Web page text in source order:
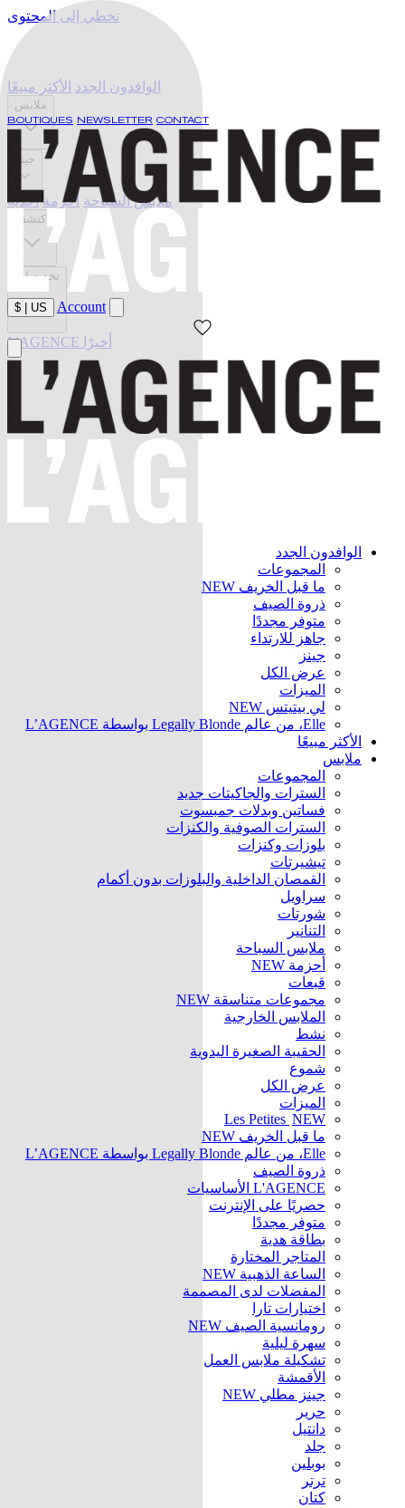
تخطي إلى المحتوى
BOUTIQUES NEWSLETTER CONTACT
US
$ Account
الوافدون الجدد
المجموعات
ما قبل الخريف NEW
ذروة الصيف
متوفر مجددًا
جاهز للارتداء
جينز
عرض الكل
الميزات
لي بيتيتس NEW
Elle، من عالم Legally Blonde بواسطة L’AGENCE
الأكثر مبيعًا
ملابس
المجموعات
السترات والجاكيتات جديد
فساتين وبدلات جمبسوت
السترات الصوفية والكنزات
بلوزات وكنزات
تيشيرتات
القمصان الداخلية والبلوزات بدون أكمام
سراويل
شورتات
التنانير
ملابس السباحة
أحزمة NEW
قبعات
مجموعات متناسقة NEW
الملابس الخارجية
نشط
الحقيبة الصغيرة اليدوية
شموع
عرض الكل
الميزات
Les Petites NEW
ما قبل الخريف NEW
Elle، من عالم Legally Blonde بواسطة L’AGENCE
ذروة الصيف
L'AGENCE الأساسيات
حصريًا على الإنترنت
متوفر مجددًا
بطاقة هدية
المتاجر المختارة
الساعة الذهبية NEW
المفضلات لدى المصممة
اختيارات تارا
رومانسية الصيف NEW
سهرة ليلية
تشكيلة ملابس العمل
الأقمشة
جينز مطلي NEW
حرير
دانتيل
جلد
بوبلين
ترتر
كتان
الوافدون الجدد الأكثر مبيعًا
ملابس
جينز
ملابس السباحة أحزمة أحذية
اكتشف
تخفيضات
L'AGENCE أخيرًا